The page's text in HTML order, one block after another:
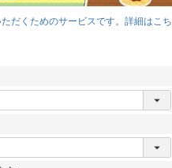
だくためのサービスです。詳細はこち